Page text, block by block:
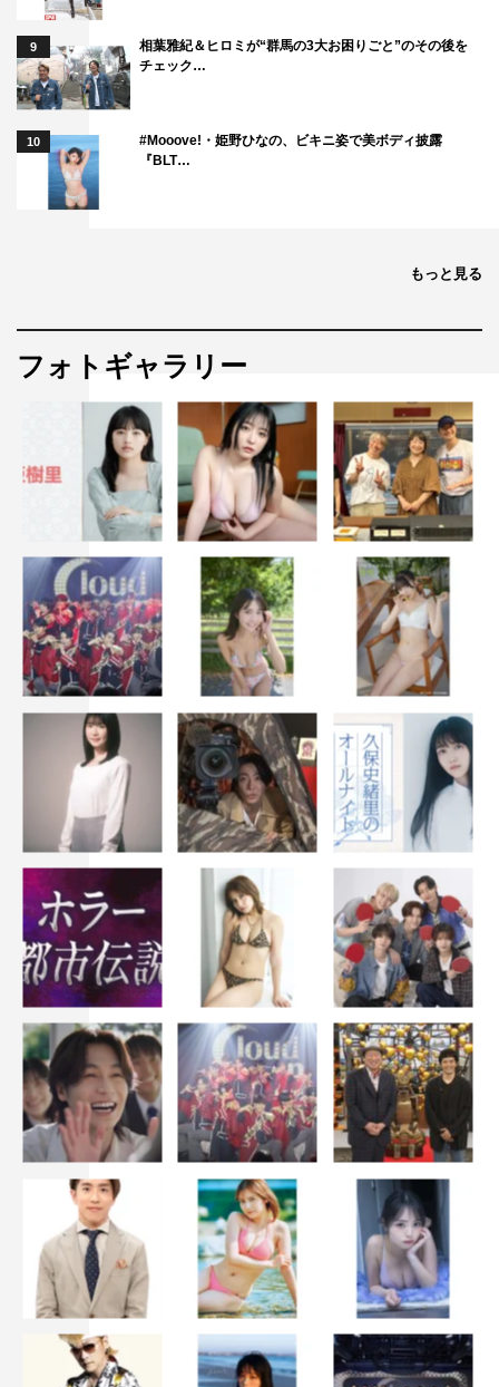
9
相葉雅紀＆ヒロミが“群馬の3大お困りごと”のその後を
チェック…
10
#Mooove!・姫野ひなの、ビキニ姿で美ボディ披露
『BLT…
もっと見る
フォトギャラリー